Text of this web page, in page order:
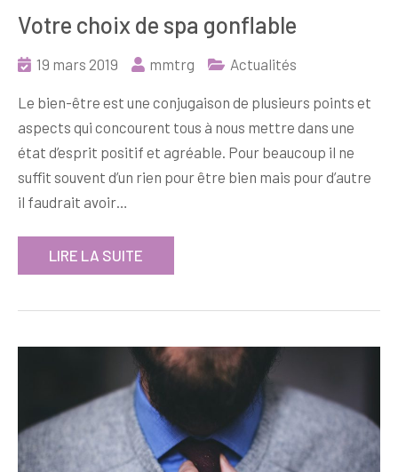
Votre choix de spa gonflable
19 mars 2019 mmtrg Actualités
Le bien-être est une conjugaison de plusieurs points et
aspects qui concourent tous à nous mettre dans une
état d’esprit positif et agréable. Pour beaucoup il ne
suffit souvent d’un rien pour être bien mais pour d’autre
il faudrait avoir…
LIRE LA SUITE